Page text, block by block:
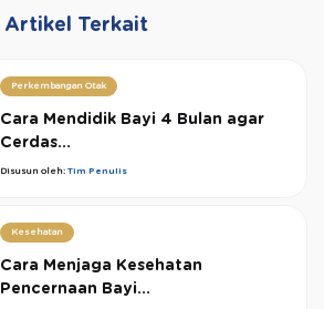
Artikel Terkait
Perkembangan Otak
Cara Mendidik Bayi 4 Bulan agar
Cerdas...
Disusun oleh: Tim Penulis
Kesehatan
Cara Menjaga Kesehatan
Pencernaan Bayi...